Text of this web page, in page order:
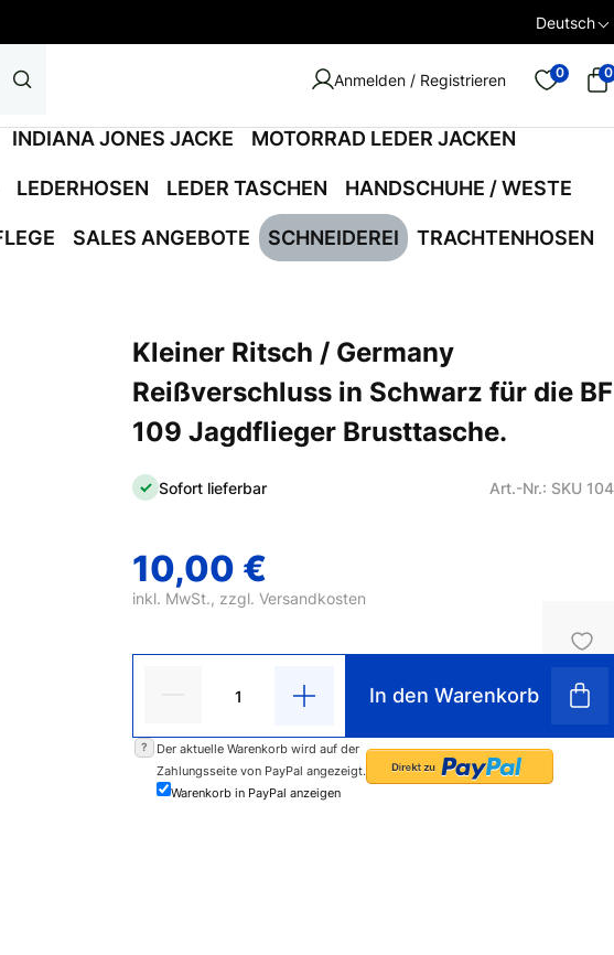
Deutsch
Anmelden / Registrieren 0 0
INDIANA JONES JACKE MOTORRAD LEDER JACKEN
LEDERHOSEN LEDER TASCHEN HANDSCHUHE / WESTE
SALES ANGEBOTE SCHNEIDEREI TRACHTENHOSEN
Kleiner Ritsch / Germany
Reißverschluss in Schwarz für die BF
109 Jagdflieger Brusttasche.
Sofort lieferbar Art.-Nr.: SKU
10,00 €
inkl. MwSt., zzgl.Versandkosten
In den Warenkorb
?
Der aktuelle Warenkorb wird auf der
Zahlungsseite von PayPal angezeigt.
Warenkorb in PayPal anzeigen